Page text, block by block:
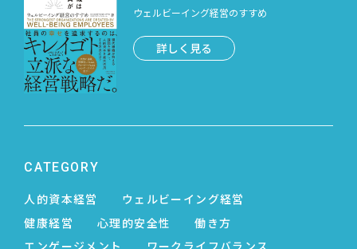
ウェルビーイング経営のすすめ
詳しく見る
CATEGORY
人的資本経営
ウェルビーイング経営
健康経営
心理的安全性
働き方